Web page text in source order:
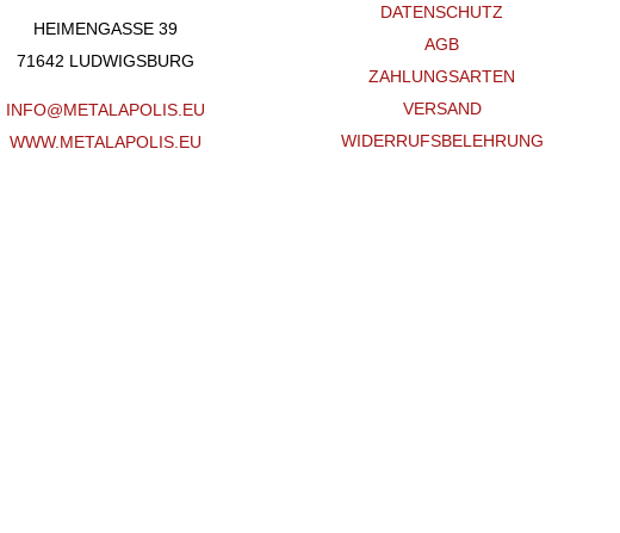
HEIMENGASSE 39
71642 LUDWIGSBURG
INFO@METALAPOLIS.EU
WWW.METALAPOLIS.EU
DATENSCHUTZ
AGB
ZAHLUNGSARTEN
VERSAND
WIDERRUFSBELEHRUNG